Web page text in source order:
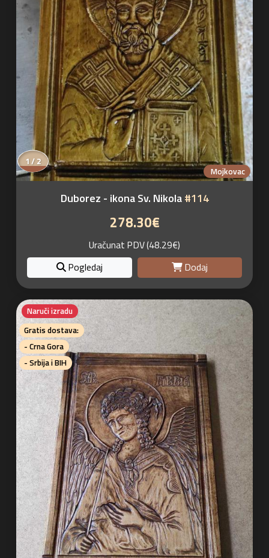
Mojkovac
1 / 2
Duborez - ikona Sv. Nikola#114
278.30€
Uračunat PDV (48.29€)
Pogledaj
Dodaj
Naruči izradu
Gratis dostava:
- Crna Gora
- Srbija i BIH